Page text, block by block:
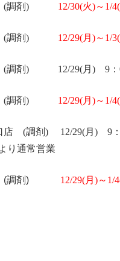
(調剤) 12/30(火)～ 1/
(調剤) 12/29(月 )～ 1/
(調剤) 12/29(月 ) 9 ：
(調剤) 12/29(月 )～ 1/
店 (調剤) 12/29(月 ) 9 ：
り通常営業
(調剤) 12/29(月 )～ 1/